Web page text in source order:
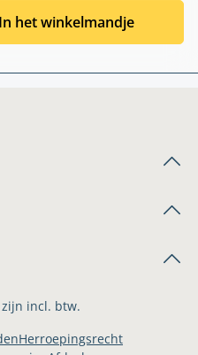
In het winkelmandje
incl. btw.
Herroepingsrecht